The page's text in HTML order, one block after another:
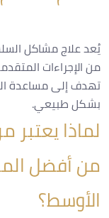
يُعد علاج مشاكل
من الإجراءات
تهدف إلى مساعدة
بشكل طبيعي.
لماذا يعتبر
من أفضل
الأوسط؟